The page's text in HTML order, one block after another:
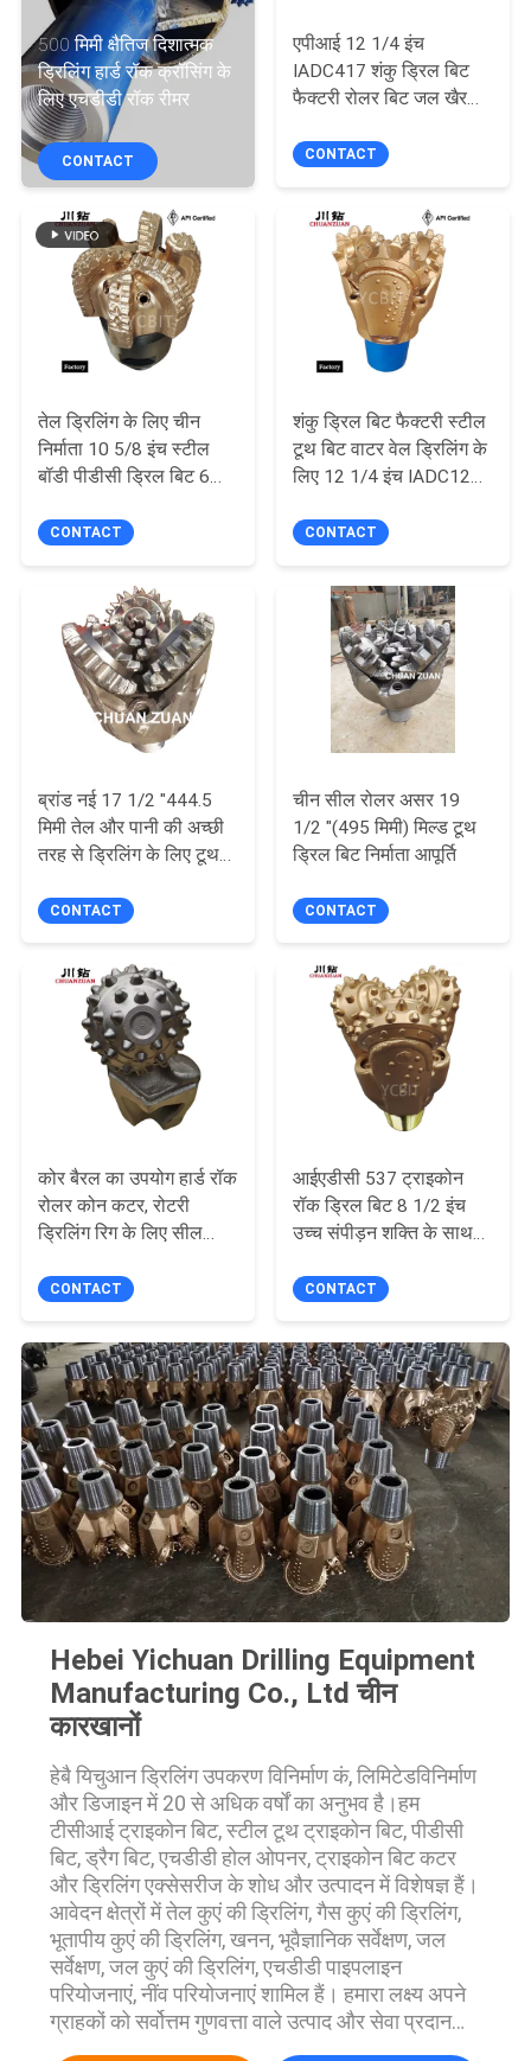
गुणवत्ता
नियंत्रण
संपर्क
करें
समाचार
उद्धरण
विनती
PRIVACY
POLICY
500 मिमी क्षैतिज दिशात्मक
ड्रिलिंग हार्ड रॉक क्रॉसिंग के
लिए एचडीडी रॉक रीमर
CONTACT
एपीआई 12 1/4 इंच
IADC417 शंकु ड्रिल बिट
फैक्टरी रोलर बिट जल खैर
रॉक बिट
CONTACT
तेल ड्रिलिंग के लिए चीन
निर्माता 10 5/8 इंच स्टील
बॉडी पीडीसी ड्रिल बिट 6
CONTACT
शंकु ड्रिल बिट फैक्टरी स्टील
टूथ बिट वाटर वेल ड्रिलिंग के
लिए 12 1/4 इंच IADC127
CONTACT
ब्रांड नई 17 1/2 "444.5
मिमी तेल और पानी की अच्छी
तरह से ड्रिलिंग के लिए टूथ
CONTACT
चीन सील रोलर असर 19
1/2 "(495 मिमी) मिल्ड टूथ
ड्रिल बिट निर्माता आपूर्ति
CONTACT
कोर बैरल का उपयोग हार्ड रॉक
रोलर कोन कटर, रोटरी
ड्रिलिंग रिग के लिए सील
CONTACT
आईएडीसी 537 ट्राइकोन
रॉक ड्रिल बिट 8 1/2 इंच
उच्च संपीड़न शक्ति के साथ
CONTACT
Hebei Yichuan Drilling Equipment
Manufacturing Co., Ltd चीन
कारखानों
हेबै यिचुआन ड्रिलिंग उपकरण विनिर्माण कं, लिमिटेडविनिर्माण
और डिजाइन में 20 से अधिक वर्षों का अनुभव है।हम
टीसीआई ट्राइकोन बिट, स्टील टूथ ट्राइकोन बिट, पीडीसी
बिट, ड्रैग बिट, एचडीडी होल ओपनर, ट्राइकोन बिट कटर
और ड्रिलिंग एक्सेसरीज के शोध और उत्पादन में विशेषज्ञ हैं।
आवेदन क्षेत्रों में तेल कुएं की ड्रिलिंग, गैस कुएं की ड्रिलिंग,
भूतापीय कुएं की ड्रिलिंग, खनन, भूवैज्ञानिक सर्वेक्षण, जल
सर्वेक्षण, जल कुएं की ड्रिलिंग, एचडीडी पाइपलाइन
परियोजनाएं, नींव परियोजनाएं शामिल हैं। हमारा लक्ष्य अपने
ग्राहकों को सर्वोत्तम गुणवत्ता वाले उत्पाद और सेवा प्रदान